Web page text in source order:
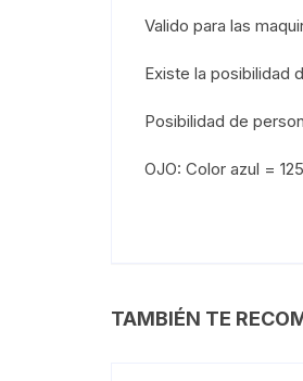
Valido para las
Existe la posibilidad
Posibilidad de
OJO: Color azul =
TAMBIÉN TE